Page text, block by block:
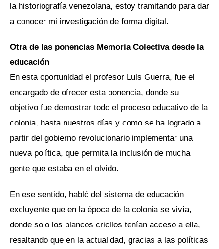
la historiografía venezolana, estoy tramitando para dar
a conocer mi investigación de forma digital.
Otra de las ponencias Memoria Colectiva desde la
educación
En esta oportunidad el profesor Luis Guerra, fue el
encargado de ofrecer esta ponencia, donde su
objetivo fue demostrar todo el proceso educativo de la
colonia, hasta nuestros días y como se ha logrado a
partir del gobierno revolucionario implementar una
nueva política, que permita la inclusión de mucha
gente que estaba en el olvido.
En ese sentido, habló del sistema de educación
excluyente que en la época de la colonia se vivía,
donde solo los blancos criollos tenían acceso a ella,
resaltando que en la actualidad, gracias a las políticas